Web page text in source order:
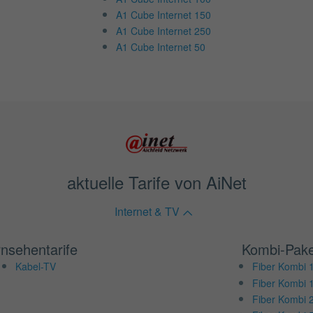
A1 Cube Internet 150
A1 Cube Internet 250
A1 Cube Internet 50
aktuelle Tarife von AiNet
Internet & TV
Kabel-TV
Kombi-
Fiber Kombi
Fiber Kombi
Fiber Kombi